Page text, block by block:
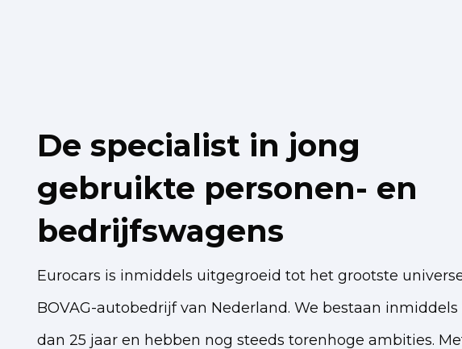
De specialist in jong
gebruikte personen- en
bedrijfswagens
Eurocars is inmiddels uitgegroeid tot het grootste
BOVAG-autobedrijf van Nederland. We bestaan
dan 25 jaar en hebben nog steeds torenhoge ambities.